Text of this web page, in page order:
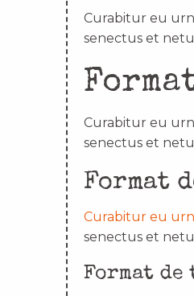
Curabitur eu
senectus et
Curabitur eu
senectus et
Format
Curabitur eu
senectus et
Format